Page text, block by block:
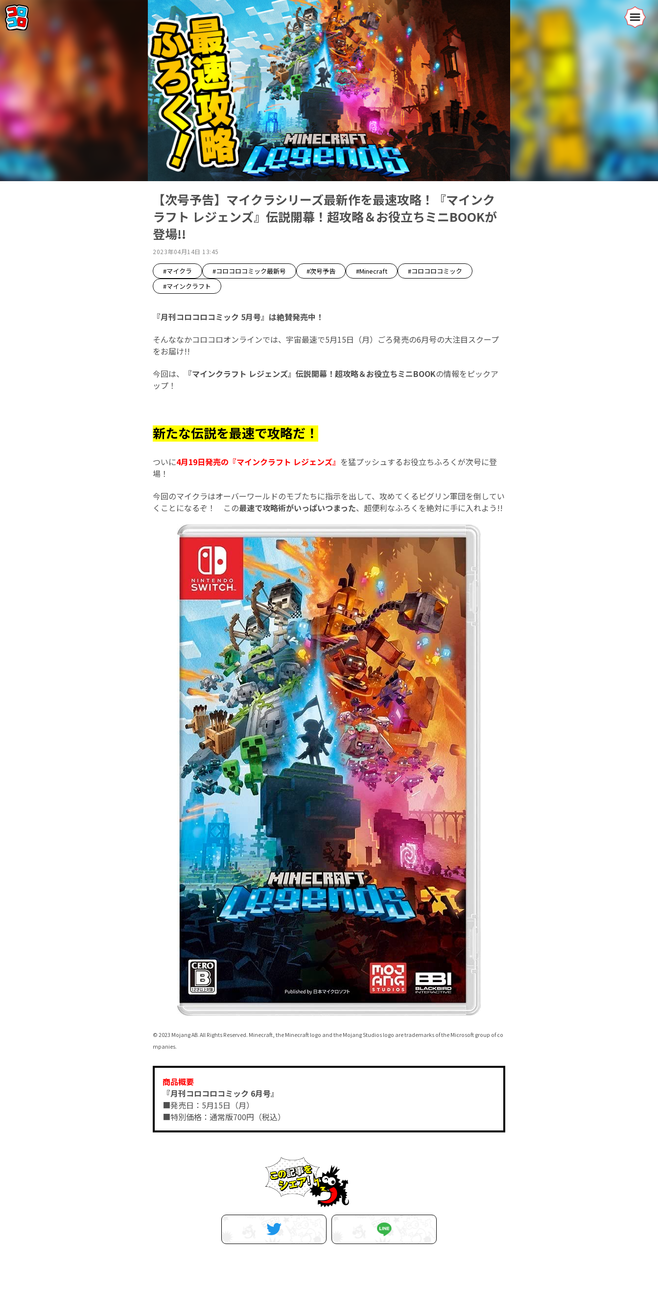
【次号予告】マイクラシリーズ最新作を最速攻略！『マインク
ラフト レジェンズ』伝説開幕！超攻略＆お役立ちミニBOOKが
登場!!
2023年04月14日 13:45
#マイクラ #コロコロコミック最新号 #次号予告 #Minecraft
#コロコロコミック
#マインクラフト
『月刊コロコロコミック 5月号』は絶賛発売中！
そんななかコロコロオンラインでは、宇宙最速で5月15日（月）ごろ発売の6月号の大注目スクープ
をお届け!!
今回は、
『マインクラフト レジェンズ』伝説開幕！超攻略＆お役立ちミニBOOKの情報をピックア
ップ！
新たな伝説を最速で攻略だ！
ついに4月19日発売の『マインクラフト レジェンズ』 を猛プッシュするお役立ちふろくが次号に登
場！
今回のマイクラはオーバーワールドのモブたちに指示を出して、攻めてくるピグリン軍団を倒してい
くことになるぞ！ この最速で攻略術がいっぱいつまった、超便利なふろくを絶対に手に入れよう!!
© 2023 Mojang AB. All Rights Reserved. Minecraft, the Minecraft logo and the Mojang Studios logo are trademarks of the Microsoft group of co
mpanies.
商品概要
『月刊コロコロコミック 6月号』
■発売日：5月15日（月）
■特別価格：通常版700円（税込）